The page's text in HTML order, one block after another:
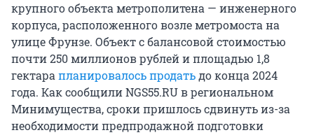
крупного объекта метрополитена — инженерного
корпуса, расположенного возле метромоста на
улице Фрунзе. Объект с балансовой стоимостью
почти 250 миллионов рублей и площадью 1,8
гектарапланировалось продатьдо конца 2024
года. Как сообщили NGS55.RU в региональном
Минимущества, сроки пришлось сдвинуть из-за
необходимости предпродажной подготовки